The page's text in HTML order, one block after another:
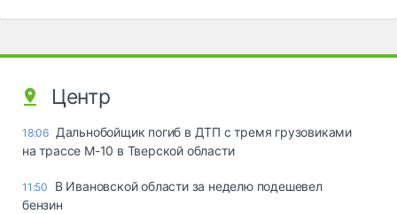
Центр
18:06 Дальнобойщик погиб в ДТП с тремя грузовиками
на трассе М-10 в Тверской области
11:50
В Ивановской области за неделю подешевел
бензин